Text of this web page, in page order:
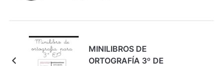
MINILIBROS DE
ORTOGRAFÍA 3º DE